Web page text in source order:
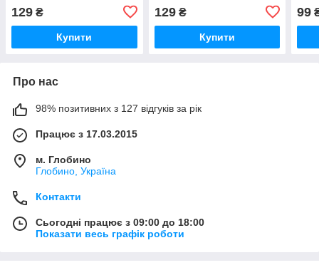
129 ₴
Купити
129₴
Купити
99
Про нас
98% позитивних з 127 відгуків за рік
Працює з 17.03.2015
м. Глобино
Глобино, Україна
Контакти
Сьогодні працює з 09:00 до 18:00
Показати весь графік роботи